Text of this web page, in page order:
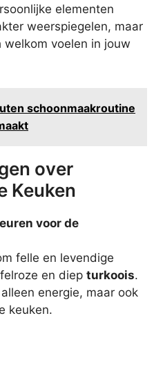
elementen
weerspiegelen, maar
voelen in jouw
schoonmaakroutine
over
Keuken
voor de
felle en levendige
en diep turkoois.
energie, maar ook
keuken.